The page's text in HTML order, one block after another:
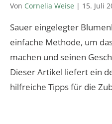
Von Cornelia Weise | 15. Juli
Sauer eingelegter
einfache Methode, um
machen und seinen
Dieser Artikel liefert ein
hilfreiche Tipps für die